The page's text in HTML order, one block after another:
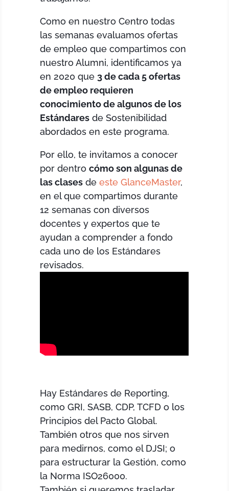
Como en nuestro Centro todas
las semanas evaluamos ofertas
de empleo que compartimos con
nuestro Alumni, identificamos ya
en 2020 que 3 de cada 5 ofertas
de empleo requieren
conocimiento de algunos de los
Estándares de Sostenibilidad
abordados en este programa.
Por ello, te invitamos a conocer
por dentrocómo son algunas de
las clases deeste GlanceMaster,
en el que compartimos durante
12 semanas con diversos
docentes y expertos que te
ayudan a comprender a fondo
cada uno de los Estándares
revisados.
Hay Estándares de Reporting,
como GRI, SASB, CDP, TCFD o los
Principios del Pacto Global.
También otros que nos sirven
para medirnos, como el DJSI; o
para estructurar la Gestión, como
la Norma ISO26000.